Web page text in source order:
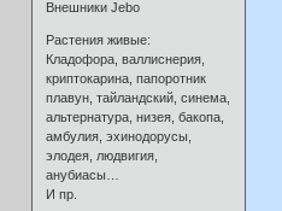
Внешники Jebo
Растения живые:
Кладофора, валлиснерия,
криптокарина, папоротник
плавун, тайландский, синема,
альтернатура, низея, бакопа,
амбулия, эхинодорусы,
элодея, людвигия,
анубиасы…
И пр.